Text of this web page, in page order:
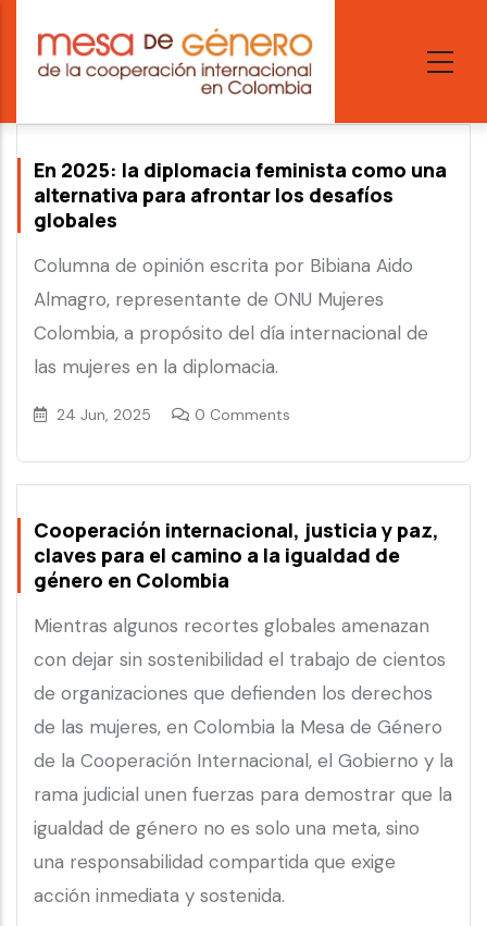
main
content
En 2025: la diplomacia feminista como una
alternativa para afrontar los desafíos
globales
Columna de opinión escrita por Bibiana Aido
Almagro, representante de ONU Mujeres
Colombia, a propósito del día internacional de
las mujeres en la diplomacia.
24 Jun, 2025 0 Comments
Cooperación internacional, justicia y paz,
claves para el camino a la igualdad de
género en Colombia
Mientras algunos recortes globales amenazan
con dejar sin sostenibilidad el trabajo de cientos
de organizaciones que defienden los derechos
de las mujeres, en Colombia la Mesa de Género
de la Cooperación Internacional, el Gobierno y la
rama judicial unen fuerzas para demostrar que la
igualdad de género no es solo una meta, sino
una responsabilidad compartida que exige
acción inmediata y sostenida.